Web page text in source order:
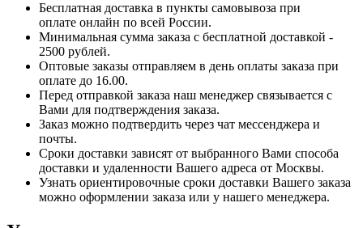
Бесплатная доставка в пункты самовывоза при
оплате онлайн по всей России.
Минимальная сумма заказа с бесплатной доставкой -
2500 рублей.
Оптовые заказы отправляем в день оплаты заказа при
оплате до 16.00.
Перед отправкой заказа наш менеджер связывается с
Вами для подтверждения заказа.
Заказ можно подтвердить через чат мессенджера и
почты.
Сроки доставки зависят от выбранного Вами способа
доставки и удаленности Вашего адреса от Москвы.
Узнать ориентировочные сроки доставки Вашего заказа
можно оформлении заказа или у нашего менеджера.